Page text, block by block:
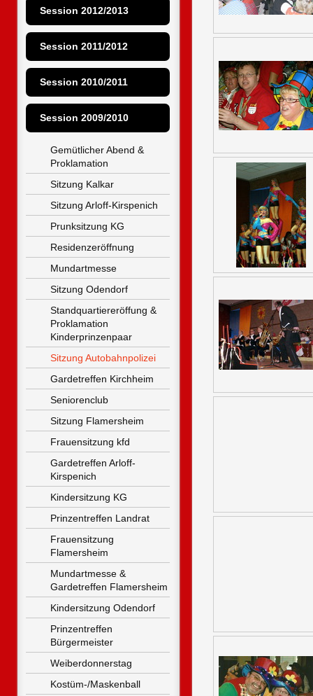
Session 2012/2013
Session 2011/2012
Session 2010/2011
Session 2009/2010
Gemütlicher Abend &
Proklamation
Sitzung Kalkar
Sitzung Arloff-Kirspenich
Prunksitzung KG
Residenzeröffnung
Mundartmesse
Sitzung Odendorf
Standquartiereröffung &
Proklamation
Kinderprinzenpaar
Sitzung Autobahnpolizei
Gardetreffen Kirchheim
Seniorenclub
Sitzung Flamersheim
Frauensitzung kfd
Gardetreffen Arloff-
Kirspenich
Kindersitzung KG
Prinzentreffen Landrat
Frauensitzung
Flamersheim
Mundartmesse &
Gardetreffen Flamersheim
Kindersitzung Odendorf
Prinzentreffen
Bürgermeister
Weiberdonnerstag
Kostüm-/Maskenball